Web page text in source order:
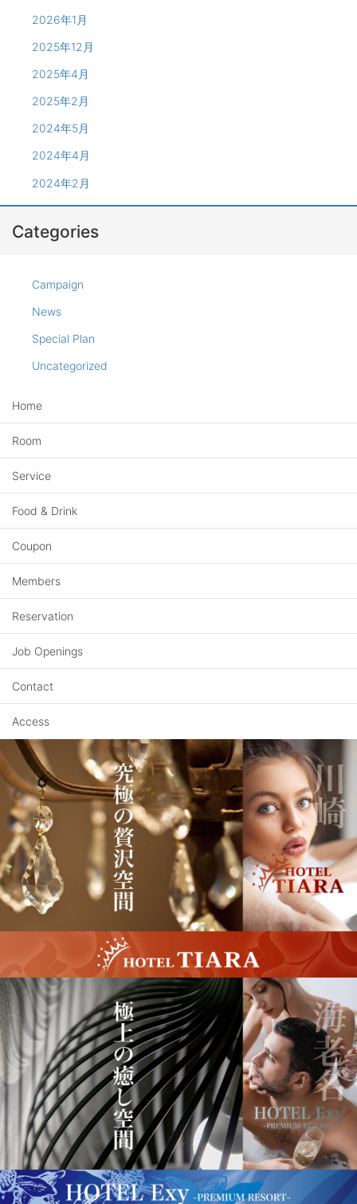
2026年1月
2025年12月
2025年4月
2025年2月
2024年5月
2024年4月
2024年2月
Categories
Campaign
News
Special Plan
Uncategorized
Home
Room
Service
Food & Drink
Coupon
Members
Reservation
Job Openings
Contact
Access